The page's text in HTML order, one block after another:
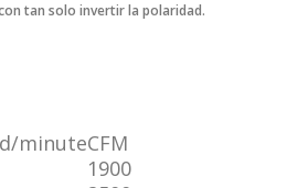
tan solo invertir la polaridad.
minuteCFM
1900